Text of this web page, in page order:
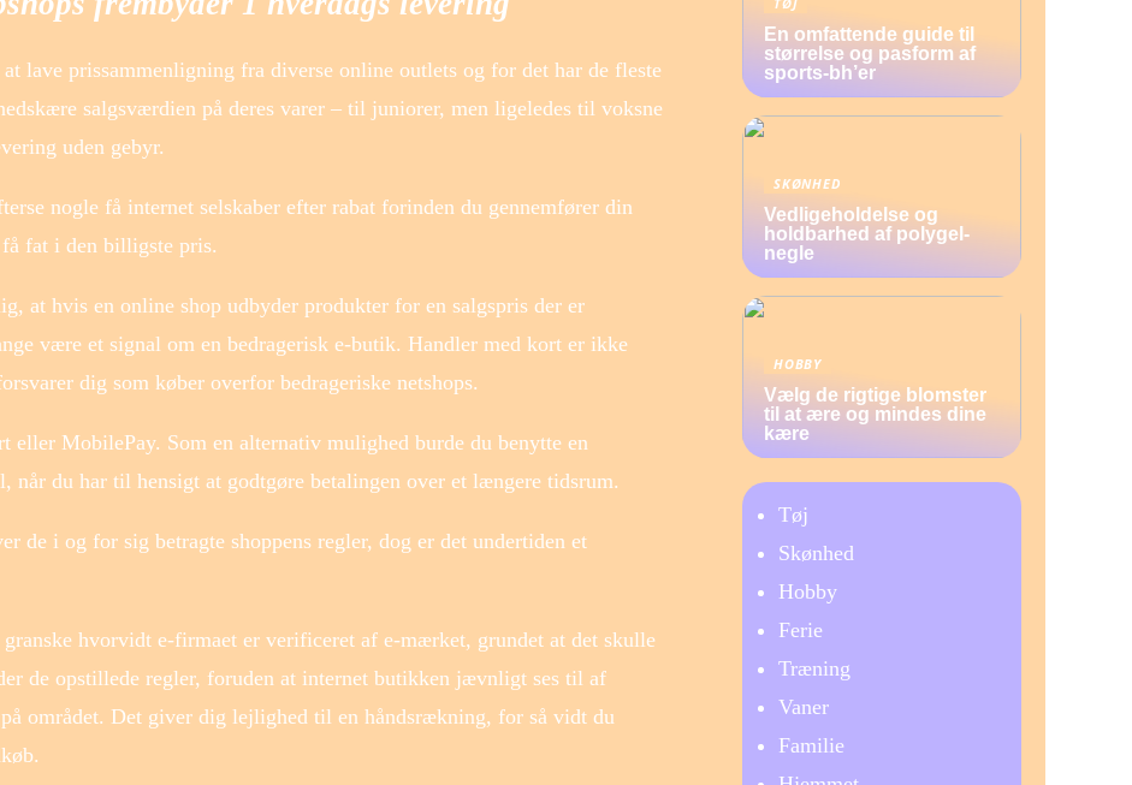
lave prissammenligning fra diverse online outlets og for det har de fleste
salgsværdien på deres varer – til juniorer, men ligeledes til voksne
uden gebyr.
nogle få internet selskaber efter rabat forinden du gennemfører din
fat i den billigste pris.
at hvis en online shop udbyder produkter for en salgspris der er
være et signal om en bedragerisk e-butik. Handler med kort er ikke
dig som køber overfor bedrageriske netshops.
eller MobilePay. Som en alternativ mulighed burde du benytte en
du har til hensigt at godtgøre betalingen over et længere tidsrum.
de i og for sig betragte shoppens regler, dog er det undertiden et
hvorvidt e-firmaet er verificeret af e-mærket, grundet at det skulle
de opstillede regler, foruden at internet butikken jævnligt ses til af
området. Det giver dig lejlighed til en håndsrækning, for så vidt du
En omfattende guide til
størrelse og pasform af
sports-bh’er
SKØNHED
Vedligeholdelse og
holdbarhed af polygel-
negle
HOBBY
Vælg de rigtige blomster
til at ære og mindes dine
kære
Tøj
Skønhed
Hobby
Ferie
Træning
Vaner
Familie